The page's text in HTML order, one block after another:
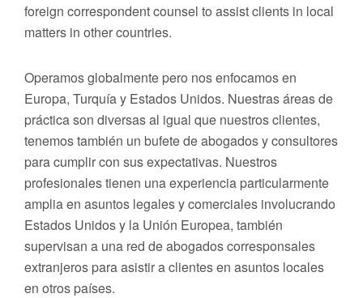
foreign correspondent counsel to assist clients in local
matters in other countries.
Operamos globalmente pero nos enfocamos en
Europa, Turquía y Estados Unidos. Nuestras áreas de
práctica son diversas al igual que nuestros clientes,
tenemos también un bufete de abogados y consultores
para cumplir con sus expectativas. Nuestros
profesionales tienen una experiencia particularmente
amplia en asuntos legales y comerciales involucrando
Estados Unidos y la Unión Europea, también
supervisan a una red de abogados corresponsales
extranjeros para asistir a clientes en asuntos locales
en otros países.